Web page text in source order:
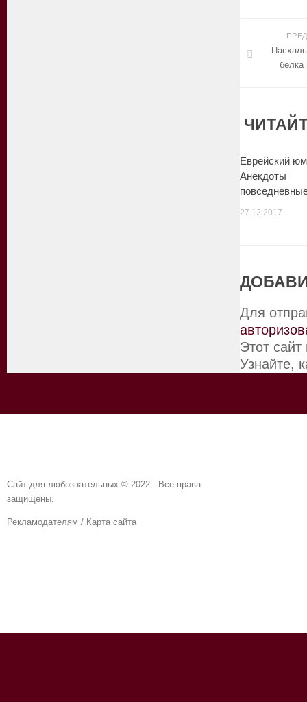
белка
Еврейский
Анекдоты
27.12.2017
Для
Этот
Узнайте,
Сайт для любознательных © 2022 - Все права
защищены.
Рекламодателям / Карта сайта